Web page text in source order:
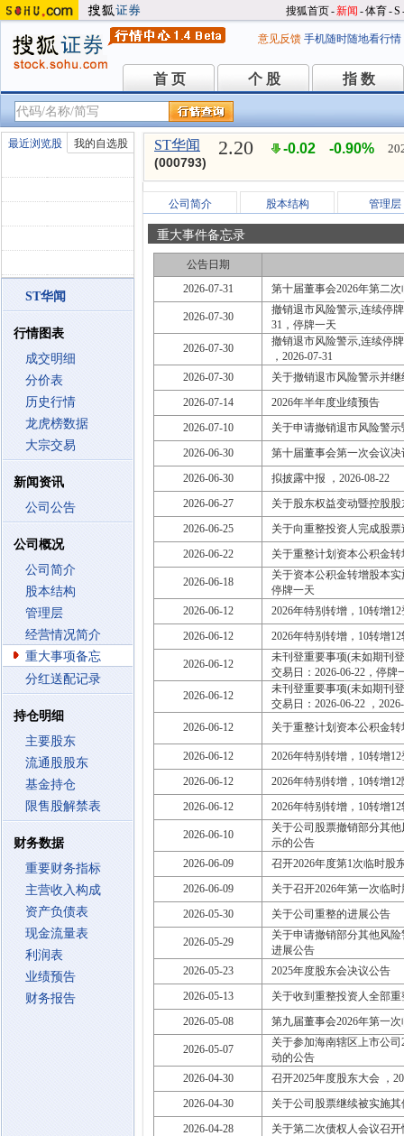
搜狐首页-新闻 -体育-S
意见反馈 手机随时随地看行情
首 页
首 页 个 股
个 股 指 数
指 数
最近浏览股 我的自选股
ST华闻
行情图表
成交明细
分价表
历史行情
龙虎榜数据
大宗交易
新闻资讯
公司公告
公司概况
公司简介
股本结构
管理层
经营情况简介
重大事项备忘
分红送配记录
持仓明细
主要股东
流通股股东
基金持仓
限售股解禁表
财务数据
重要财务指标
主营收入构成
资产负债表
现金流量表
利润表
业绩预告
财务报告
ST华闻
(000793)
2.20 -0.02 -0.90%
公司简介 股本结构 管理层
重大事件备忘录
公告日期
2026-07-31
第十届董事会2026年第二
2026-07-30
撤销退市风险警示,连续停
31，停牌一天
2026-07-30
撤销退市风险警示,连续停
，2026-07-31
2026-07-30
关于撤销退市风险警示并
2026-07-14
2026年半年度业绩预告
2026-07-10
关于申请撤销退市风险警
2026-06-30
第十届董事会第一次会议决
2026-06-30
拟披露中报 ，2026-08-22
2026-06-27
关于股东权益变动暨控股
2026-06-25
关于向重整投资人完成股
2026-06-22
关于重整计划资本公积金
2026-06-18
关于资本公积金转增股本
停牌一天
2026-06-12
2026年特别转增，10转增
2026-06-12
2026年特别转增，10转增
2026-06-12
未刊登重要事项(未如期刊
交易日：2026-06-22，停牌
2026-06-12
未刊登重要事项(未如期刊
交易日：2026-06-22 ，
2026-06-12
关于重整计划资本公积金
2026-06-12
2026年特别转增，10转增
2026-06-12
2026年特别转增，10转增
2026-06-12
2026年特别转增，10转增
2026-06-10
关于公司股票撤销部分其
示的公告
2026-06-09
召开2026年度第1次临时股
2026-06-09
关于召开2026年第一次临
2026-05-30
关于公司重整的进展公告
2026-05-29
关于申请撤销部分其他风
进展公告
2026-05-23
2025年度股东会决议公告
2026-05-13
关于收到重整投资人全部
2026-05-08
第九届董事会2026年第一
2026-05-07
关于参加海南辖区上市公
动的公告
2026-04-30
召开2025年度股东大会 ，
2026-04-30
关于公司股票继续被实施
2026-04-28
关于第二次债权人会议召